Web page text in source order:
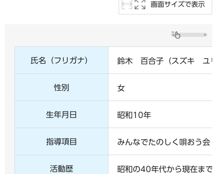
画面サイズで表示
氏名（フリガナ） 鈴木 百合子（スズキ ユ
性別 女
生年月日 昭和10年
指導項目 みんなでたのしく唄おう会
活動歴 昭和の40年代から現在まで